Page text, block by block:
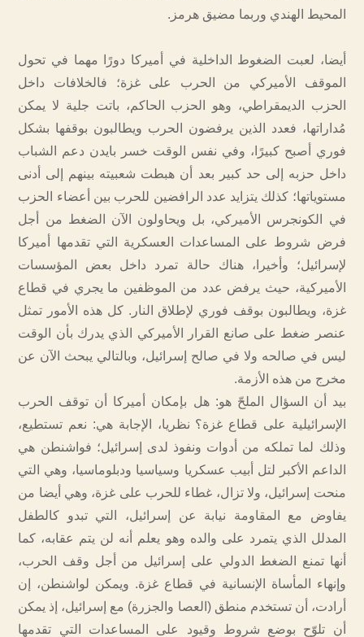
المحيط الهندي وربما مضيق هرمز.
أيضا، لعبت الضغوط الداخلية في أميركا دورًا مهما في تحول
الموقف الأميركي من الحرب على غزة؛ فالخلافات داخل
الحزب الديمقراطي، وهو الحزب الحاكم، باتت جلية لا يمكن
مُداراتها، فعدد الذين يرفضون الحرب ويطالبون بوقفها بشكل
فوري أصبح كبيرًا، وفي نفس الوقت خسر بايدن دعم الشباب
داخل حزبه إلى حد كبير بعد أن هبطت شعبيته بينهم إلى أدنى
مستوياتها؛ كذلك يتزايد عدد الرافضين للحرب بين أعضاء الحزب
في الكونجرس الأميركي، بل ويحاولون الآن الضغط من أجل
فرض شروط على المساعدات العسكرية التي تقدمها أميركا
لإسرائيل؛ وأخيرا، هناك حالة تمرد داخل بعض المؤسسات
الأميركية، حيث يرفض عدد من الموظفين ما يجري في قطاع
غزة، ويطالبون بوقف فوري لإطلاق النار. كل هذه الأمور تمثل
عنصر ضغط على صانع القرار الأميركي الذي يدرك بأن الوقت
ليس في صالحه ولا في صالح إسرائيل، وبالتالي يبحث الآن عن
مخرج من هذه الأزمة.
بيد أن السؤال الملحّ هو: هل بإمكان أميركا أن توقف الحرب
الإسرائيلية على قطاع غزة؟ نظريا، الإجابة هي: نعم تستطيع،
وذلك لما تملكه من أدوات ونفوذ لدى إسرائيل؛ فواشنطن هي
الداعم الأكبر لتل أبيب عسكريا وسياسيا ودبلوماسيا، وهي التي
منحت إسرائيل، ولا تزال، غطاء للحرب على غزة، وهي أيضا من
يفاوض مع المقاومة نيابة عن إسرائيل، التي تبدو كالطفل
المدلل الذي يتمرد على والده وهو يعلم أنه لن يتم عقابه، كما
أنها تمنع الضغط الدولي على إسرائيل من أجل وقف الحرب،
وإنهاء المأساة الإنسانية في قطاع غزة. ويمكن لواشنطن، إن
أرادت، أن تستخدم منطق (العصا والجزرة) مع إسرائيل، إذ يمكن
أن تلوّح بوضع شروط وقيود على المساعدات التي تقدمها